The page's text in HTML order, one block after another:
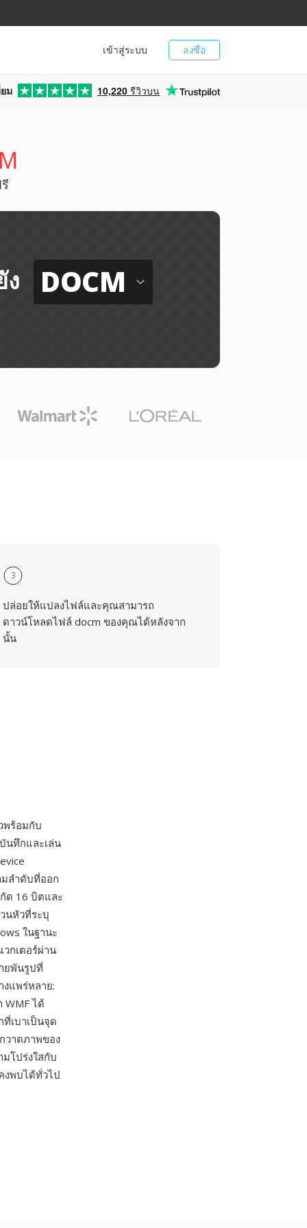
ลงชื่อ
เข้าสู่ระบบ
ม 10,220 รีวิวบน
ง DOCM
3
ปล่อยให้แปลงไฟล์และคุณสามารถ
ดาวน์โหลดไฟล์ docm ของคุณได้หลังจาก
นั้น
พร้อมกับ
นทึกและเล่น
ลำดับที่ออก
ด 16 บิตและ
นหัวที่ระบุ
ในฐานะ
กเตอร์ผ่าน
ยพันรูปที่
แพร่หลาย:
WMF ได้
เบาเป็นจุด
วาดภาพของ
โปร่งใสกับ
งพบได้ทั่วไป